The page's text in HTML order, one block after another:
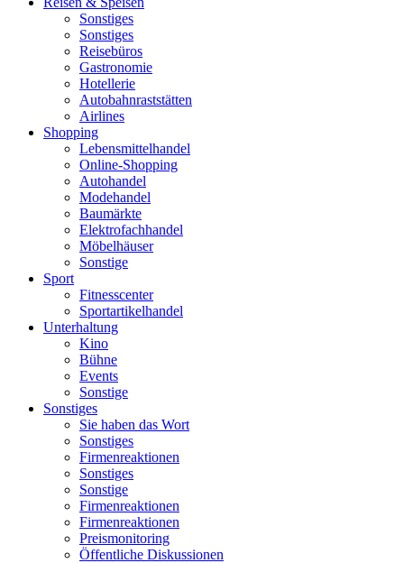
Sonstiges
Sonstiges
Reisebüros
Gastronomie
Hotellerie
Autobahnraststätten
Airlines
Shopping
Lebensmittelhandel
Online-Shopping
Autohandel
Modehandel
Baumärkte
Elektrofachhandel
Möbelhäuser
Sonstige
Sport
Fitnesscenter
Sportartikelhandel
Unterhaltung
Kino
Bühne
Events
Sonstige
Sonstiges
Sie haben das Wort
Sonstiges
Firmenreaktionen
Sonstiges
Sonstige
Firmenreaktionen
Firmenreaktionen
Preismonitoring
Öffentliche Diskussionen